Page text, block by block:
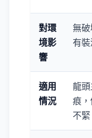
對環
境影
響
無
有
適用
情況
龍
痕
不緊